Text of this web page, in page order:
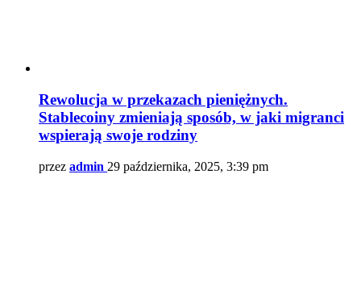
Rewolucja w przekazach pieniężnych.
Stablecoiny zmieniają sposób, w jaki migranci
wspierają swoje rodziny
przez admin 29 października, 2025, 3:39 pm